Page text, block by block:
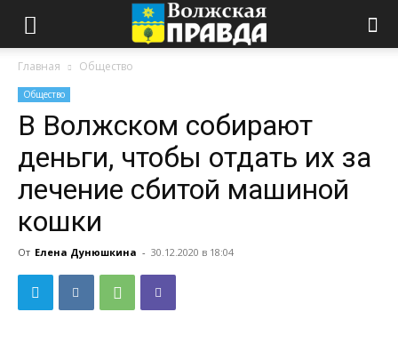
Главная Общество
Общество
В Волжском собирают
деньги, чтобы отдать их за
лечение сбитой машиной
кошки
От Елена Дунюшкина - 30.12.2020 в 18:04